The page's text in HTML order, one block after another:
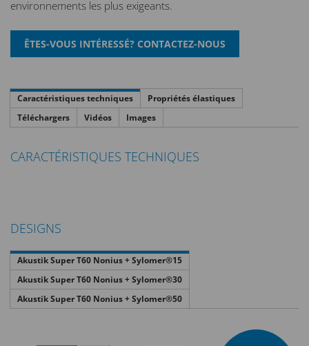
environnements les plus exigeants.
Caractéristiques techniques
Propriétés élastiques
Téléchargers
Vidéos Images
CARACTÉRISTIQUES TECHNIQUES
DESIGNS
Akustik Super T60 Nonius + Sylomer®15
Akustik Super T60 Nonius + Sylomer®30
Akustik Super T60 Nonius + Sylomer®50